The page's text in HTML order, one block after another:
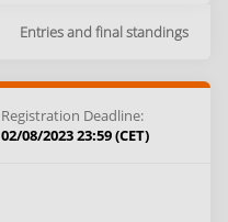
Entries and final standings
Registration Deadline:
02/08/2023 23:59 (CET)